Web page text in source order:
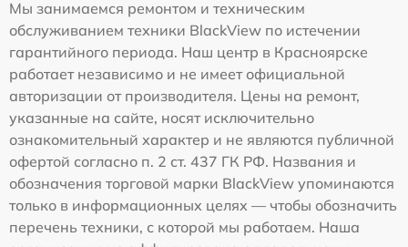
Мы занимаемся ремонтом и техническим
обслуживанием техники BlackView по истечении
гарантийного периода. Наш центр в Красноярске
работает независимо и не имеет официальной
авторизации от производителя. Цены на ремонт,
указанные на сайте, носят исключительно
ознакомительный характер и не являются публичной
офертой согласно п. 2 ст. 437 ГК РФ. Названия и
обозначения торговой марки BlackView упоминаются
только в информационных целях — чтобы обозначить
перечень техники, с которой мы работаем. Наша